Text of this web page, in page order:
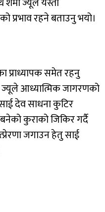
प्रभाव रहने बताउनु भयो।
प्राध्यापक समेत रहनु
ज्यूले आध्यात्मिक जागरणको
साई देव साधना कुटिर
कुराको जिकिर गर्दै
जगाउन हेतु साई